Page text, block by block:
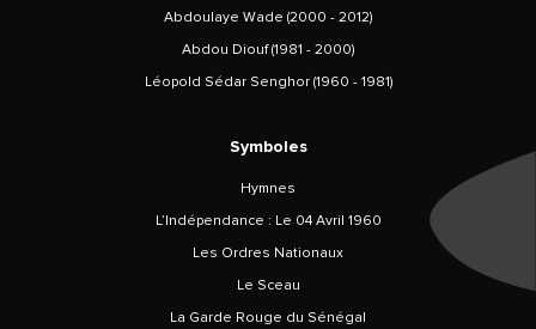
Abdoulaye Wade (2000 - 2012)
Abdou Diouf (1981 - 2000)
Léopold Sédar Senghor (1960 - 1981)
Symboles
Hymnes
L’Indépendance : Le 04 Avril 1960
Les Ordres Nationaux
Le Sceau
La Garde Rouge du Sénégal